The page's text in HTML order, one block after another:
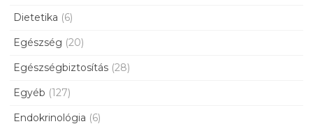
Dietetika (6)
Egészség (20)
Egészségbiztosítás (28)
Egyéb (127)
Endokrinológia (6)